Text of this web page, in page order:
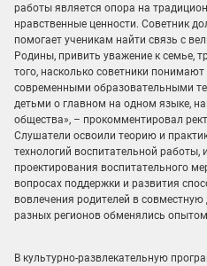
работы является опора на
нравственные ценности. Советник
помогает ученикам найти связь с
Родины, привить уважение к семье,
того, насколько советники
современными образовательными
детьми о главном на одном языке,
общества», – прокомментировал
Слушатели освоили теорию и
технологий воспитательной работы,
проектирования воспитательного
вопросах поддержки и развития
вовлечения родителей в совместную
разных регионов обменялись
В культурно-развлекательную